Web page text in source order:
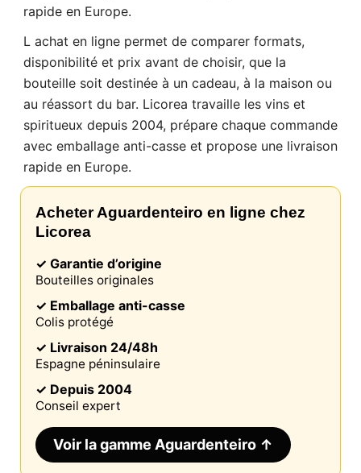
rapide en Europe.
L achat en ligne permet de comparer formats,
disponibilité et prix avant de choisir, que la
bouteille soit destinée à un cadeau, à la maison ou
au réassort du bar. Licorea travaille les vins et
spiritueux depuis 2004, prépare chaque commande
avec emballage anti-casse et propose une livraison
rapide en Europe.
Acheter Aguardenteiro en ligne chez
Licorea
✓ Garantie d’origine
Bouteilles originales
✓ Emballage anti-casse
Colis protégé
✓ Livraison 24/48h
Espagne péninsulaire
✓ Depuis 2004
Conseil expert
Voir la gamme Aguardenteiro ↑
Ce site web utilise des cookies
Notre site web utilise des cookies capables de lire,
stocker et écrire des informations sur votre
navigateur et votre appareil. Les informations
traitées par ces technologies incluent des données
liées à votre compte utilisateur, qui peuvent inclure
des identifiants personnels (par exemple, l'adresse
IP et les détails de la session) et l'historique de
navigation. Nous utilisons ces informations à
diverses fins : par exemple, pour accéder à votre
compte et mémoriser votre panier d'achat, maintenir
marketing. Vous pouvez refuser tout traitement non
essentiel en choisissant d'accepter uniquement les
cookies nécessaires. Vous pouvez personnaliser
nous autorisez à utiliser dans votre session.